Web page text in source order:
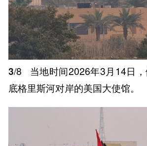
3/8
当地时间2026年3月14日，
底格里斯河对岸的美国大使馆。